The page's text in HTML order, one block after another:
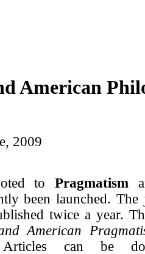
American
2009
toPragmatism
been launched.
twice a year.
American
can be